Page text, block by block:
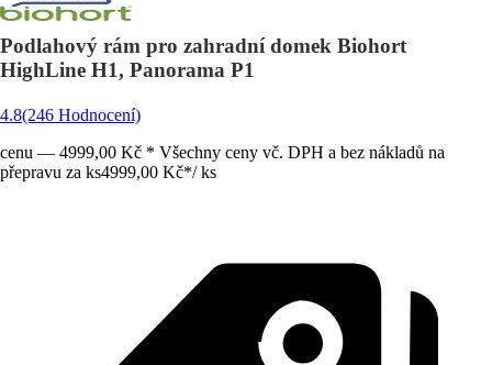
Podlahový rám pro zahradní domek Biohort
HighLine H1, Panorama P1
4.8(246 Hodnocení)
cenu — 4999,00 Kč * Všechny ceny vč. DPH a bez nákladů na
přepravu za ks4999,00 Kč*/ ks